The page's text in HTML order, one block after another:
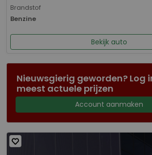
Brandstof
Benzine
Bekijk auto
Nieuwsgierig geworden? Log
meest actuele prijzen
Account aanmaken